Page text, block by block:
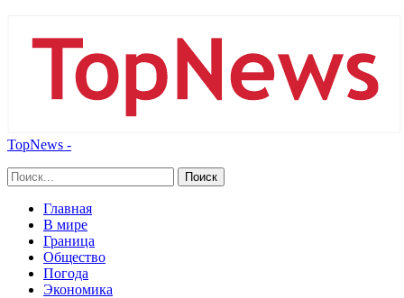
TopNews -
Главная
В мире
Граница
Общество
Погода
Экономика